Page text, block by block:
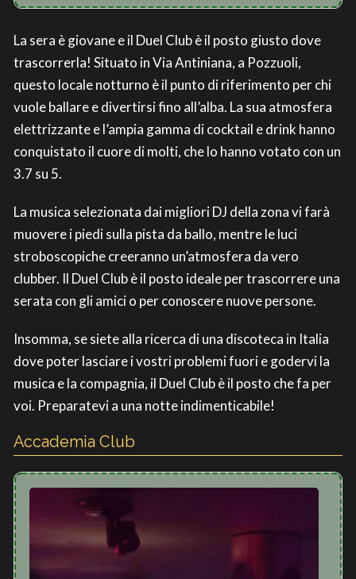
La sera è giovane e il Duel Club è il posto giusto dove
trascorrerla! Situato in Via Antiniana, a Pozzuoli,
questo locale notturno è il punto di riferimento per chi
vuole ballare e divertirsi fino all’alba. La sua atmosfera
elettrizzante e l’ampia gamma di cocktail e drink hanno
conquistato il cuore di molti, che lo hanno votato con un
3.7 su 5.
La musica selezionata dai migliori DJ della zona vi farà
muovere i piedi sulla pista da ballo, mentre le luci
stroboscopiche creeranno un’atmosfera da vero
clubber. Il Duel Club è il posto ideale per trascorrere una
serata con gli amici o per conoscere nuove persone.
Insomma, se siete alla ricerca di una discoteca in Italia
dove poter lasciare i vostri problemi fuori e godervi la
musica e la compagnia, il Duel Club è il posto che fa per
voi. Preparatevi a una notte indimenticabile!
Accademia Club